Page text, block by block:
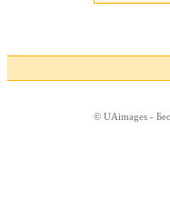
© UAimages -